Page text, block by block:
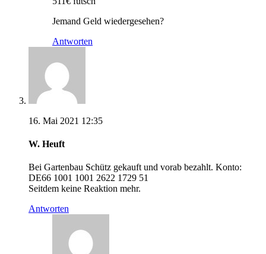
Jemand Geld wiedergesehen?
Antworten
16. Mai 2021 12:35
W. Heuft
Bei Gartenbau Schütz gekauft und vorab bezahlt. Konto:
DE66 1001 1001 2622 1729 51
Seitdem keine Reaktion mehr.
Antworten